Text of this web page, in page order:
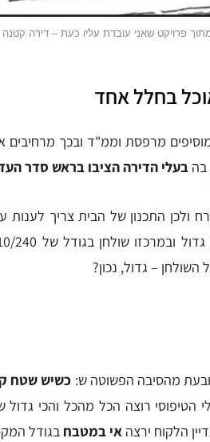
פרויקט שאני עובדת עליו כעת – דירה
בחלל אחד
בה בעלי הדירה הציבו בראש סדר
ולכן התכנון של הבית צריך
– גדול, נכון?
מהסיבה הפשוטה ש: כשיש שטח
הטיפוסי רוצה הכל מהכל והכי
הלקוח ירצה אי במטבח בגודל